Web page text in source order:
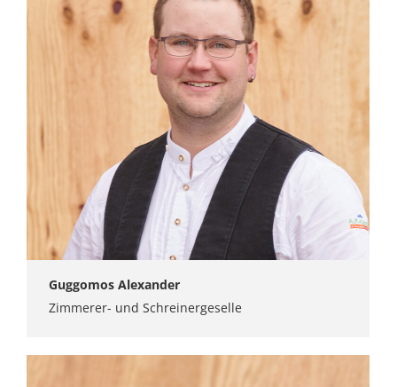
Guggomos Alexander
Zimmerer- und Schreinergeselle